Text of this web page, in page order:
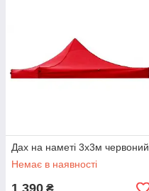
Дах на наметі 3x3м червоний
Немає в наявності
1 390 ₴